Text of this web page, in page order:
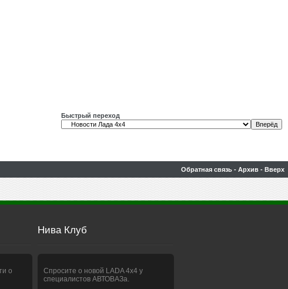
Быстрый переход
Обратная связь - Архив - Вверх
о
Нива Клуб
Спросите о новой LADA 4x4 у
специалистов АВТОВАЗа.